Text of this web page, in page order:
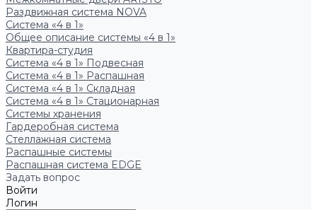
Раздвижная система NOVA
Система «4 в 1»
Общее описание системы «4 в 1»
Квартира-студия
Система «4 в 1» Подвесная
Система «4 в 1» Распашная
Система «4 в 1» Складная
Система «4 в 1» Стационарная
Системы хранения
Гардеробная система
Стеллажная система
Распашные системы
Распашная система EDGE
Задать вопрос
Войти
Логин